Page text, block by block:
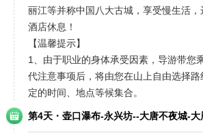
丽江等并称中国八大古城，享受慢生活
酒店休息！
【温馨提示】
1、由于职业的身体承受因素，导游带您
代注意事项后，将由您在山上自由选择
定的时间、地点等候集合。
第4天 · 壶口瀑布-永兴坊--大唐不夜城-大